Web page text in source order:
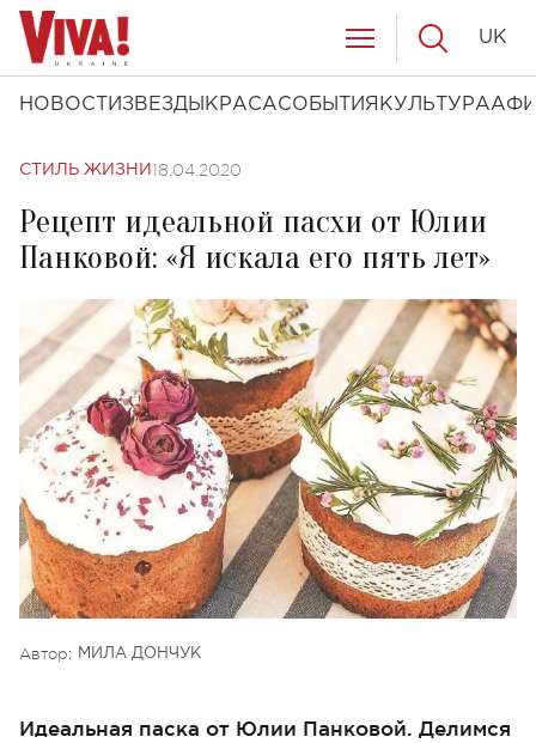
НОВОСТИ ЗВЕЗДЫ КРАСАСОБЫТИЯ КУЛЬТУРА
UK
СТИЛЬ ЖИЗНИ 18.04.2020
Рецепт идеальной пасхи от Юлии
Панковой: «Я искала его пять лет»
Автор: МИЛА ДОНЧУК
Идеальная паска от Юлии Панковой. Делимся